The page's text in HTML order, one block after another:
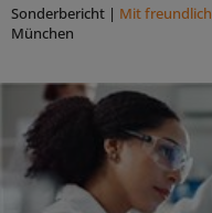
Sonderbericht | Mit
München